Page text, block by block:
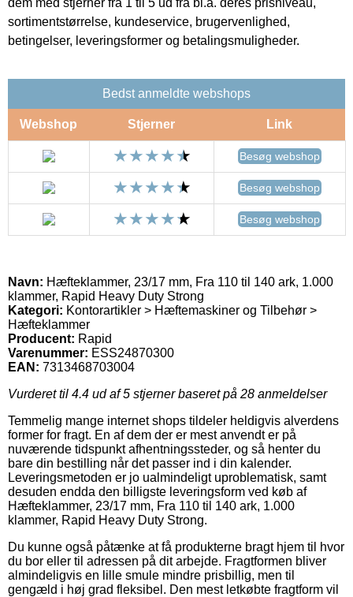
sortimentstørrelse, kundeservice, brugervenlighed,
betingelser, leveringsformer og betalingsmuligheder.
Bedst anmeldte webshops
Webshop Stjerner Link
Besøg webshop
Besøg webshop
Besøg webshop
Navn: Hæfteklammer, 23/17 mm, Fra 110 til 140 ark, 1.000
klammer, Rapid Heavy Duty Strong
Kategori: Kontorartikler > Hæftemaskiner og Tilbehør >
Hæfteklammer
Producent: Rapid
Varenummer: ESS24870300
EAN: 7313468703004
Vurderet til 4.4 ud af 5 stjerner baseret på 28 anmeldelser
Temmelig mange internet shops tildeler heldigvis alverdens
former for fragt. En af dem der er mest anvendt er på
nuværende tidspunkt afhentningssteder, og så henter du
bare din bestilling når det passer ind i din kalender.
Leveringsmetoden er jo ualmindeligt uproblematisk, samt
desuden endda den billigste leveringsform ved køb af
Hæfteklammer, 23/17 mm, Fra 110 til 140 ark, 1.000
klammer, Rapid Heavy Duty Strong.
Du kunne også påtænke at få produkterne bragt hjem til hvor
du bor eller til adressen på dit arbejde. Fragtformen bliver
almindeligvis en lille smule mindre prisbillig, men til
gengæld i høj grad fleksibel. Den mest letkøbte fragtform vil